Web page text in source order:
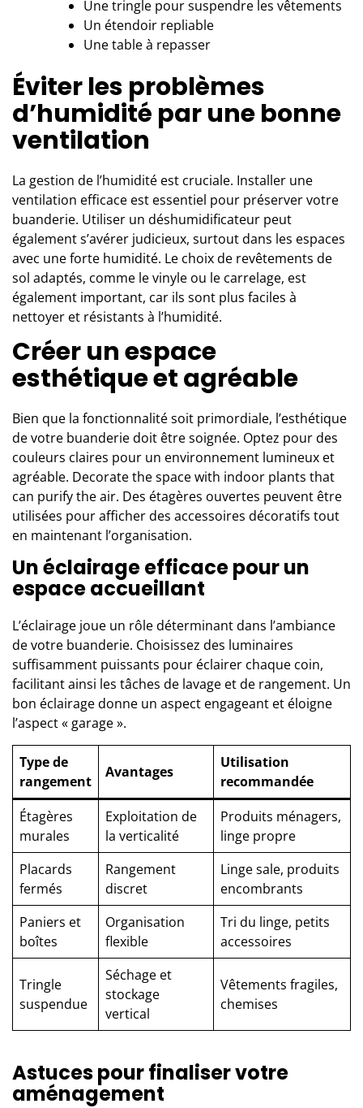
Une tringle pour suspendre les vêtements
Un étendoir repliable
Une table à repasser
Éviter les problèmes
d’humidité par une bonne
ventilation
La gestion de l’humidité est cruciale. Installer une
ventilation efficace est essentiel pour préserver votre
buanderie. Utiliser un déshumidificateur peut
également s’avérer judicieux, surtout dans les espaces
avec une forte humidité. Le choix de revêtements de
sol adaptés, comme le vinyle ou le carrelage, est
également important, car ils sont plus faciles à
nettoyer et résistants à l’humidité.
Créer un espace
esthétique et agréable
Bien que la fonctionnalité soit primordiale, l’esthétique
de votre buanderie doit être soignée. Optez pour des
couleurs claires pour un environnement lumineux et
agréable. Decorate the space with indoor plants that
can purify the air. Des étagères ouvertes peuvent être
utilisées pour afficher des accessoires décoratifs tout
en maintenant l’organisation.
Un éclairage efficace pour un
espace accueillant
L’éclairage joue un rôle déterminant dans l’ambiance
de votre buanderie. Choisissez des luminaires
suffisamment puissants pour éclairer chaque coin,
facilitant ainsi les tâches de lavage et de rangement. Un
bon éclairage donne un aspect engageant et éloigne
l’aspect « garage ».
Type de
rangement
Avantages
Utilisation
recommandée
Étagères
murales
Exploitation de
la verticalité
Produits ménagers,
linge propre
Placards
fermés
Rangement
discret
Linge sale, produits
encombrants
Paniers et
boîtes
Organisation
flexible
Tri du linge, petits
accessoires
Tringle
suspendue
Séchage et
stockage
vertical
Vêtements fragiles,
chemises
Astuces pour finaliser votre
aménagement